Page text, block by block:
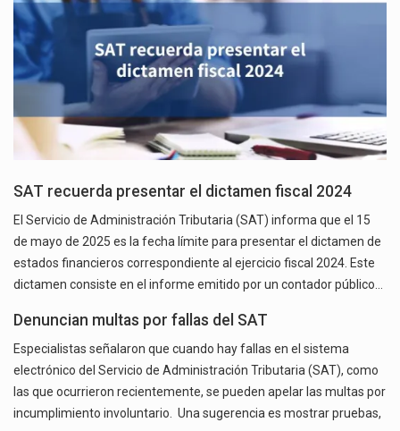
SAT recuerda presentar el dictamen fiscal 2024
El Servicio de Administración Tributaria (SAT) informa que el 15
de mayo de 2025 es la fecha límite para presentar el dictamen de
estados financieros correspondiente al ejercicio fiscal 2024. Este
dictamen consiste en el informe emitido por un contador público…
Denuncian multas por fallas del SAT
Especialistas señalaron que cuando hay fallas en el sistema
electrónico del Servicio de Administración Tributaria (SAT), como
las que ocurrieron recientemente, se pueden apelar las multas por
incumplimiento involuntario. Una sugerencia es mostrar pruebas,